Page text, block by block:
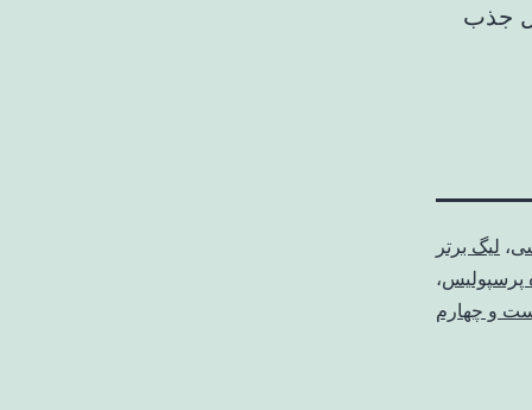
جذب
، لیگ برتر
پرسپولیس،
و چهارم